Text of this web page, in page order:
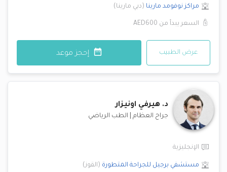
مراكز نوفومد مارينا (دبي مارينا)
السعر يبدأ من AED600
عرض الطبيب إحجز موعد
د. هيرفي اونيزار
جراح العظام الطب الرياضي
الإنجليزية
مستشفي برجيل للجراحة المتطورة (القوز)